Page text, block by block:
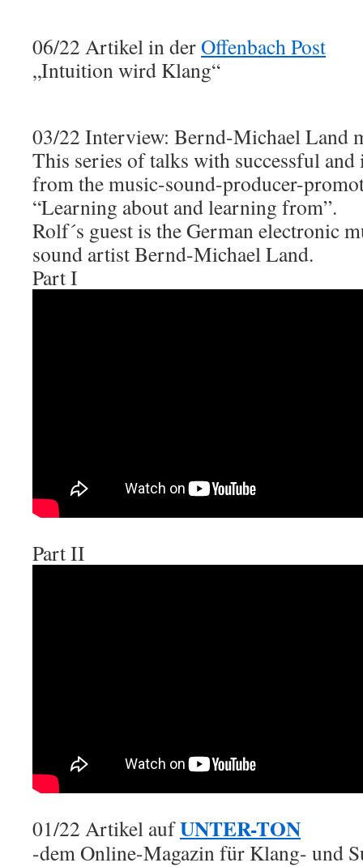
06/22 Artikel in derOffenbach Post
„Intuition wird Klang“
03/22 Interview: Bernd-Michael Land
This series of talks with successful and
from the music-sound-producer-
“Learning about and learning from”.
Rolf´s guest is the German electronic
sound artist Bernd-Michael Land.
Part I
Part II
01/22 Artikel aufUNTER-TON
-dem Online-Magazin für Klang- und